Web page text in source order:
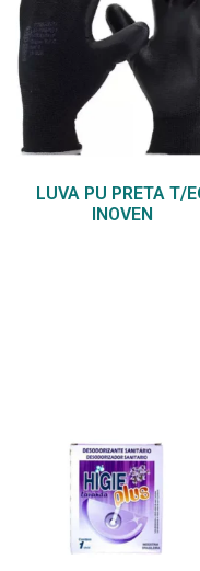
LUVA PU PRETA T/
INOVEN